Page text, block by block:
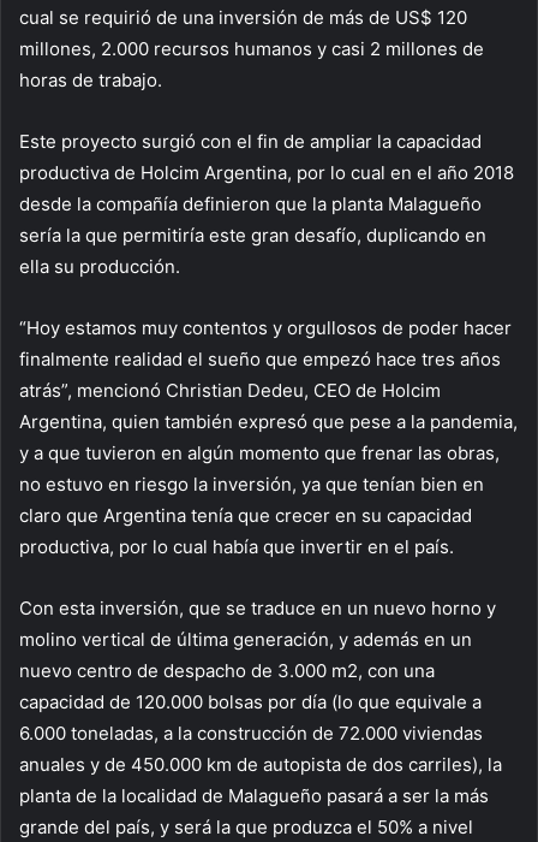
cual se requirió de una inversión de más de US$ 120
millones, 2.000 recursos humanos y casi 2 millones de
horas de trabajo.
Este proyecto surgió con el fin de ampliar la capacidad
productiva de Holcim Argentina, por lo cual en el año 2018
desde la compañía definieron que la planta Malagueño
sería la que permitiría este gran desafío, duplicando en
ella su producción.
“Hoy estamos muy contentos y orgullosos de poder hacer
finalmente realidad el sueño que empezó hace tres años
atrás”, mencionó Christian Dedeu, CEO de Holcim
Argentina, quien también expresó que pese a la pandemia,
y a que tuvieron en algún momento que frenar las obras,
no estuvo en riesgo la inversión, ya que tenían bien en
claro que Argentina tenía que crecer en su capacidad
productiva, por lo cual había que invertir en el país.
Con esta inversión, que se traduce en un nuevo horno y
molino vertical de última generación, y además en un
nuevo centro de despacho de 3.000 m2, con una
capacidad de 120.000 bolsas por día (lo que equivale a
6.000 toneladas, a la construcción de 72.000 viviendas
anuales y de 450.000 km de autopista de dos carriles), la
planta de la localidad de Malagueño pasará a ser la más
grande del país, y será la que produzca el 50% a nivel